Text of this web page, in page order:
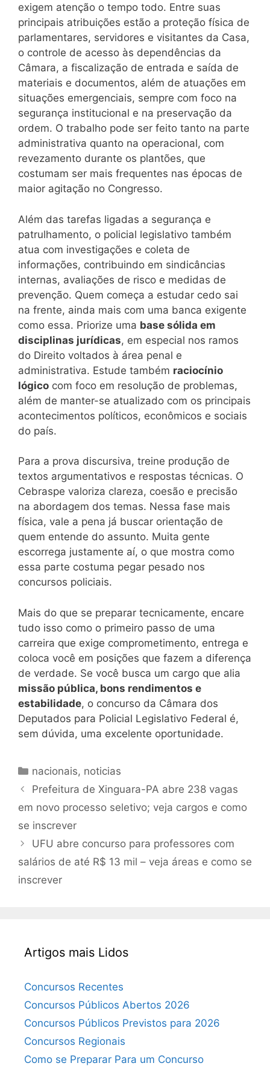
exigem atenção o tempo todo. Entre suas
principais atribuições estão a proteção física de
parlamentares, servidores e visitantes da Casa,
o controle de acesso às dependências da
Câmara, a fiscalização de entrada e saída de
materiais e documentos, além de atuações em
situações emergenciais, sempre com foco na
segurança institucional e na preservação da
ordem. O trabalho pode ser feito tanto na parte
administrativa quanto na operacional, com
revezamento durante os plantões, que
costumam ser mais frequentes nas épocas de
maior agitação no Congresso.
Além das tarefas ligadas a segurança e
patrulhamento, o policial legislativo também
atua com investigações e coleta de
informações, contribuindo em sindicâncias
internas, avaliações de risco e medidas de
prevenção. Quem começa a estudar cedo sai
na frente, ainda mais com uma banca exigente
como essa. Priorize uma base sólida em
disciplinas jurídicas, em especial nos ramos
do Direito voltados à área penal e
administrativa. Estude também raciocínio
lógico com foco em resolução de problemas,
além de manter-se atualizado com os principais
acontecimentos políticos, econômicos e sociais
do país.
Para a prova discursiva, treine produção de
textos argumentativos e respostas técnicas. O
Cebraspe valoriza clareza, coesão e precisão
na abordagem dos temas. Nessa fase mais
física, vale a pena já buscar orientação de
quem entende do assunto. Muita gente
escorrega justamente aí, o que mostra como
essa parte costuma pegar pesado nos
concursos policiais.
Mais do que se preparar tecnicamente, encare
tudo isso como o primeiro passo de uma
carreira que exige comprometimento, entrega e
coloca você em posições que fazem a diferença
de verdade. Se você busca um cargo que alia
missão pública, bons rendimentos e
estabilidade, o concurso da Câmara dos
Deputados para Policial Legislativo Federal é,
sem dúvida, uma excelente oportunidade.
Categorias
nacionais, noticias
Prefeitura de Xinguara-PA abre 238 vagas
em novo processo seletivo; veja cargos e como
se inscrever
UFU abre concurso para professores com
salários de até R$ 13 mil – veja áreas e como se
inscrever
Artigos mais Lidos
Concursos Recentes
Concursos Públicos Abertos 2026
Concursos Públicos Previstos para 2026
Concursos Regionais
Como se Preparar Para um Concurso